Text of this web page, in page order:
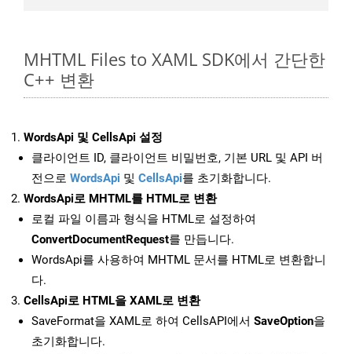
MHTML Files to XAML SDK에서 간단한
C++ 변환
WordsApi 및 CellsApi 설정
클라이언트 ID, 클라이언트 비밀번호, 기본 URL 및 API 버
전으로 WordsApi 및 CellsApi를 초기화합니다.
WordsApi로 MHTML를 HTML로 변환
로컬 파일 이름과 형식을 HTML로 설정하여
ConvertDocumentRequest를 만듭니다.
WordsApi를 사용하여 MHTML 문서를 HTML로 변환합니
다.
CellsApi로 HTML을 XAML로 변환
SaveFormat을 XAML로 하여 CellsAPI에서 SaveOption을
초기화합니다.